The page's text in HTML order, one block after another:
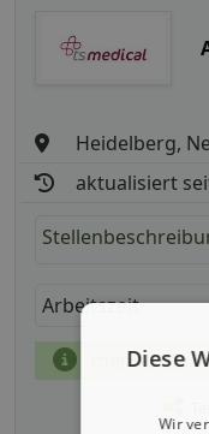
Heidelberg,
aktualisiert
Arbeitszeit
mehr Details
Diese
Wir